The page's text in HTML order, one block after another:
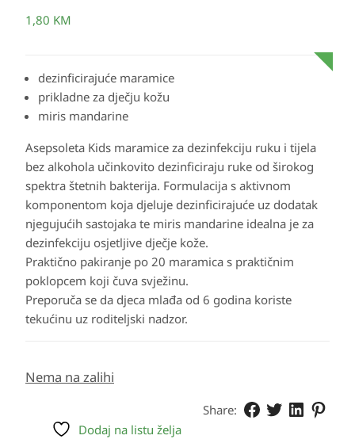
1,80 KM
dezinficirajuće maramice
prikladne za dječju kožu
miris mandarine
Asepsoleta Kids maramice za dezinfekciju ruku i tijela
bez alkohola učinkovito dezinficiraju ruke od širokog
spektra štetnih bakterija. Formulacija s aktivnom
komponentom koja djeluje dezinficirajuće uz dodatak
njegujućih sastojaka te miris mandarine idealna je za
dezinfekciju osjetljive dječje kože.
Praktično pakiranje po 20 maramica s praktičnim
poklopcem koji čuva svježinu.
Preporuča se da djeca mlađa od 6 godina koriste
tekućinu uz roditeljski nadzor.
Nema na zalihi
Share:
Dodaj na listu želja